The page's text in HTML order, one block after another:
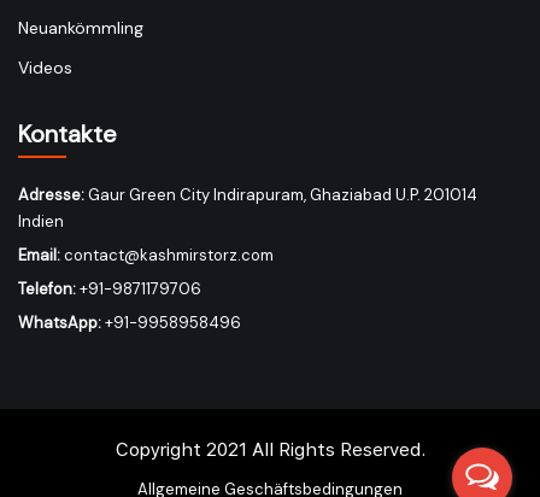
Neuankömmling
Videos
Kontakte
Adresse:Gaur Green City Indirapuram, Ghaziabad U.P. 201014
Indien
Email:contact@kashmirstorz.com
Telefon:+91-9871179706
WhatsApp:+91-9958958496
Copyright 2021 All Rights Reserved.
Allgemeine Geschäftsbedingungen